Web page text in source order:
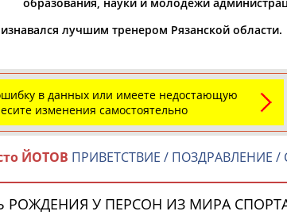
Мария
АБАКУМОВА
Юлия
АБАЛАКИНА
Дмитрий
АБАРЕНОВ
лучшим тренером Рязанской области.
в данных или имеете недостающую
изменения самостоятельно
ЙОТОВ ПРИВЕТСТВИЕ / ПОЗДРАВЛЕНИЕ
РОЖДЕНИЯ У ПЕРСОН ИЗ МИРА